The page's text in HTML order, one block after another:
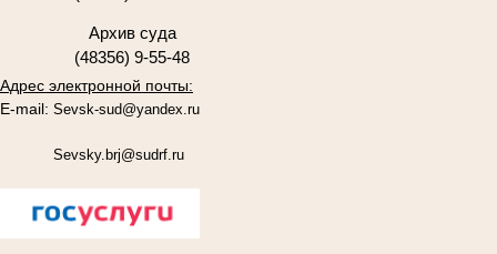
Архив суда
(48356) 9-55-48
Адрес электронной почты:
E-mail: Sevsk-sud@yandex.ru
Sevsky.brj@sudrf.ru